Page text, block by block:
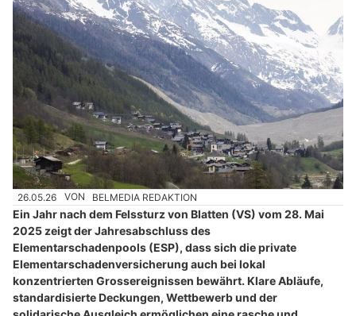
26.05.26 VON BELMEDIA REDAKTION
Ein Jahr nach dem Felssturz von Blatten (VS) vom 28. Mai
2025 zeigt der Jahresabschluss des
Elementarschadenpools (ESP), dass sich die private
Elementarschadenversicherung auch bei lokal
konzentrierten Grossereignissen bewährt. Klare Abläufe,
standardisierte Deckungen, Wettbewerb und der